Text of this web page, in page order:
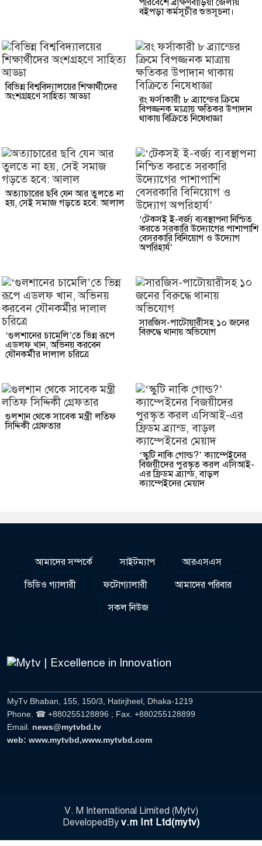
পরিবেশে ব্রাক্ষণবাড়িয়া জেলায়
বইপড়া কর্মসূচীর শুভসূচনা।
বিভিন্ন বিশ্ববিদ্যালয়ের শিক্ষার্থীদের
অংশগ্রহণে সাহিত্য আড্ডা
রং ফর্সাকারী ৮ ব্র্যান্ডের ক্রিমে
বিপজ্জনক মাত্রায় ক্ষতিকর উপাদান
থাকায় বিক্রিতে নিষেধাজ্ঞা
অত্যাচারের ছবি যেন আর তুলতে না
হয়, সেই সমাজ গড়তে হবে: আলাল
‘টেকসই ই-বর্জ্য ব্যবস্থাপনা নিশ্চিত
করতে সরকারি উদ্যোগের পাশাপাশি
বেসরকারি বিনিয়োগ ও উদ্যোগ
অপরিহার্য’
‘গুলশানের চামেলি’তে ভিন্ন রূপে
এডলফ খান, অভিনয় করবেন
যৌনকর্মীর দালাল চরিত্রে
সারজিস-পাটোয়ারীসহ ১০ জনের
বিরুদ্ধে থানায় অভিযোগ
গুলশান থেকে সাবেক মন্ত্রী লতিফ
সিদ্দিকী গ্রেফতার
‘স্কুটি নাকি গোল্ড?’ ক্যাম্পেইনের
বিজয়ীদের পুরস্কৃত করল এসিআই-
এর ফ্রিডম ব্র্যান্ড, বাড়ল
ক্যাম্পেইনের মেয়াদ
আমাদের সম্পর্কে সাইটম্যাপ
আরএসএস
ভিডিও গ্যালারী
ফটোগ্যালারী
আমাদের পরিবার
সকল নিউজ
MyTv Bhaban, 155, 150/3, Hatirjheel, Dhaka-1219
Phone. ☎ +880255128896 ; Fax. +880255128899
Email. news@mytvbd.tv
web: www.mytvbd,www.mytvbd.com
V. M International Limited (Mytv)
DevelopedBy v.m Int Ltd(mytv)